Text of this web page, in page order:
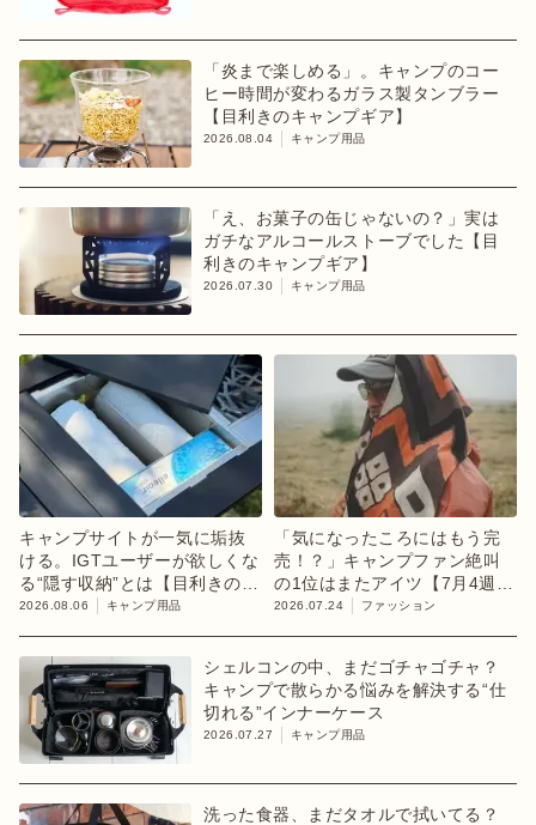
「炎まで楽しめる」。キャンプのコー
ヒー時間が変わるガラス製タンブラー
【目利きのキャンプギア】
2026.08.04 キャンプ用品
「え、お菓子の缶じゃないの？」実は
ガチなアルコールストーブでした【目
利きのキャンプギア】
2026.07.30 キャンプ用品
キャンプサイトが一気に垢抜
ける。IGTユーザーが欲しくな
る“隠す収納”とは【目利きのキ
ャンプギア】
2026.08.06 キャンプ用品
「気になったころにはもう完
売！？」キャンプファン絶叫
の1位はまたアイツ【7月4週ラ
ンキング】
2026.07.24 ファッション
シェルコンの中、まだゴチャゴチャ？
キャンプで散らかる悩みを解決する“仕
切れる”インナーケース
2026.07.27 キャンプ用品
洗った食器、まだタオルで拭いてる？